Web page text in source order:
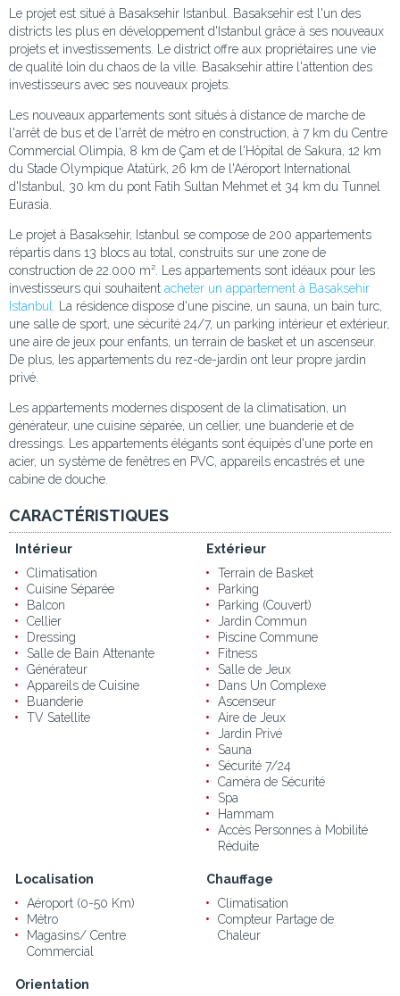
Le projet est situé à Basaksehir Istanbul. Basaksehir est l'un des
districts les plus en développement d'Istanbul grâce à ses nouveaux
projets et investissements. Le district offre aux propriétaires une vie
de qualité loin du chaos de la ville. Basaksehir attire l'attention des
investisseurs avec ses nouveaux projets.
Les nouveaux appartements sont situés à distance de marche de
l'arrêt de bus et de l'arrêt de métro en construction, à 7 km du Centre
Commercial Olimpia, 8 km de Çam et de l'Hôpital de Sakura, 12 km
du Stade Olympique Atatürk, 26 km de l'Aéroport International
d'Istanbul, 30 km du pont Fatih Sultan Mehmet et 34 km du Tunnel
Eurasia.
Le projet à Basaksehir, Istanbul se compose de 200 appartements
répartis dans 13 blocs au total, construits sur une zone de
construction de 22.000 m². Les appartements sont idéaux pour les
investisseurs qui souhaitent acheter un appartement à Basaksehir
Istanbul
. La résidence dispose d'une piscine, un sauna, un bain turc,
une salle de sport, une sécurité 24/7, un parking intérieur et extérieur,
une aire de jeux pour enfants, un terrain de basket et un ascenseur.
De plus, les appartements du rez-de-jardin ont leur propre jardin
privé.
Les appartements modernes disposent de la climatisation, un
générateur, une cuisine séparée, un cellier, une buanderie et de
dressings. Les appartements élégants sont équipés d'une porte en
acier, un système de fenêtres en PVC, appareils encastrés et une
cabine de douche.
CARACTÉRISTIQUES
Intérieur
Climatisation
Cuisine Séparée
Balcon
Cellier
Dressing
Salle de Bain Attenante
Générateur
Appareils de Cuisine
Buanderie
TV Satellite
Extérieur
Terrain de Basket
Parking
Parking (Couvert)
Jardin Commun
Piscine Commune
Fitness
Salle de Jeux
Dans Un Complexe
Ascenseur
Aire de Jeux
Jardin Privé
Sauna
Sécurité 7/24
Caméra de Sécurité
Spa
Hammam
Accès Personnes à Mobilité
Réduite
Localisation
Aéroport (0-50 Km)
Métro
Magasins/ Centre
Commercial
Chauffage
Climatisation
Compteur Partage de
Chaleur
Orientation